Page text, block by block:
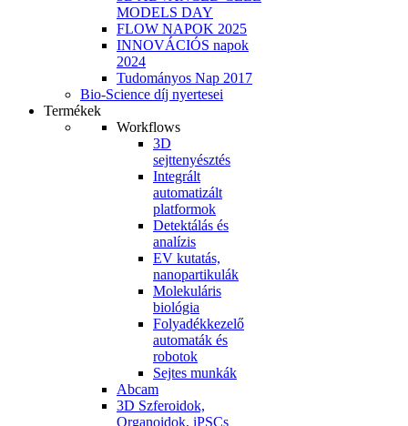
MODELS DAY
FLOW NAPOK 2025
INNOVÁCIÓS napok
2024
Tudományos Nap 2017
Bio-Science díj nyertesei
Termékek
Workflows
3D
sejttenyésztés
Integrált
automatizált
platformok
Detektálás és
analízis
EV kutatás,
nanopartikulák
Molekuláris
biológia
Folyadékkezelő
automaták és
robotok
Sejtes munkák
Abcam
3D Szferoidok,
Organoidok, iPSCs